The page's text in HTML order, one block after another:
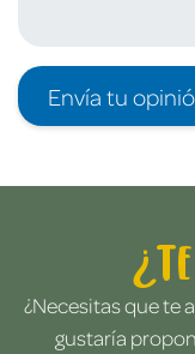
Envía tu
¿Necesitas que te
gustaría